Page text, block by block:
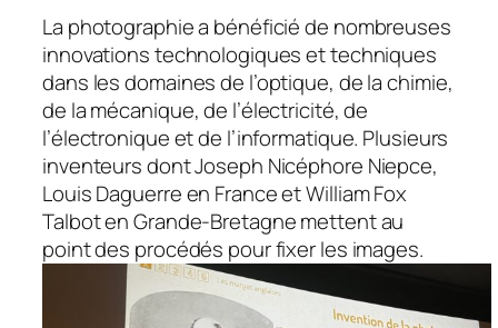
La photographie a bénéficié de nombreuses
innovations technologiques et techniques
dans les domaines de l’optique, de la chimie,
de la mécanique, de l’électricité, de
l’électronique et de l’informatique. Plusieurs
inventeurs dont Joseph Nicéphore Niepce,
Louis Daguerre en France et William Fox
Talbot en Grande-Bretagne mettent au
point des procédés pour fixer les images.